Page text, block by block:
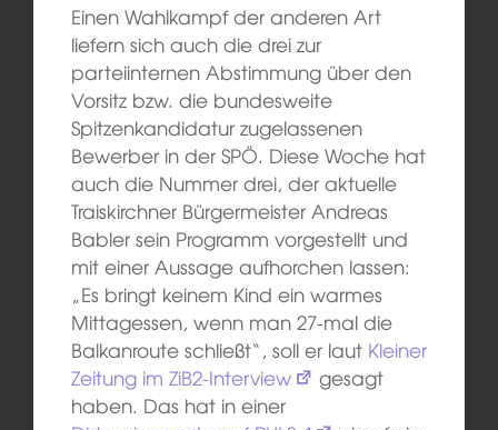
Einen Wahlkampf der anderen Art
liefern sich auch die drei zur
parteiinternen Abstimmung über den
Vorsitz bzw. die bundesweite
Spitzenkandidatur zugelassenen
Bewerber in der SPÖ. Diese Woche hat
auch die Nummer drei, der aktuelle
Traiskirchner Bürgermeister Andreas
Babler sein Programm vorgestellt und
mit einer Aussage aufhorchen lassen:
„Es bringt keinem Kind ein warmes
Mittagessen, wenn man 27-mal die
Balkanroute schließt“, soll er laut Kleiner
Zeitung im ZiB2-Interview
gesagt
haben. Das hat in einer